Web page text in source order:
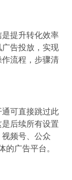
提升转化效率
告投放，实现
流程，步骤清
可直接跳过此
后续所有设置
频号、公众
广告平台。